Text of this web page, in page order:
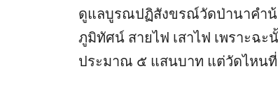
ดูแลบูรณปฏิสังขรณ์วัดป่านาคำน้
ภูมิทัศน์ สายไฟ เสาไฟ เพราะฉ
ประมาณ ๕ แสนบาท แต่วัดไหน